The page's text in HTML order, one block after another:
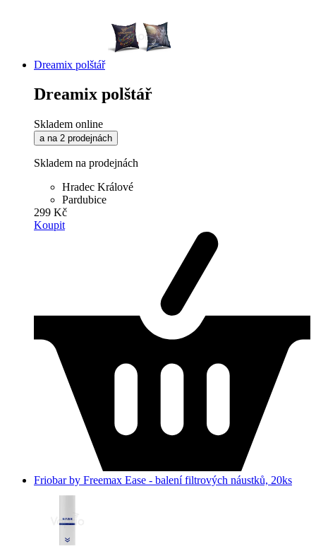
Dreamix polštář
Dreamix polštář
Skladem online
a na 2 prodejnách
Skladem na prodejnách
Hradec Králové
Pardubice
299 Kč
Koupit
Friobar by Freemax Ease - balení filtrových náustků, 20ks